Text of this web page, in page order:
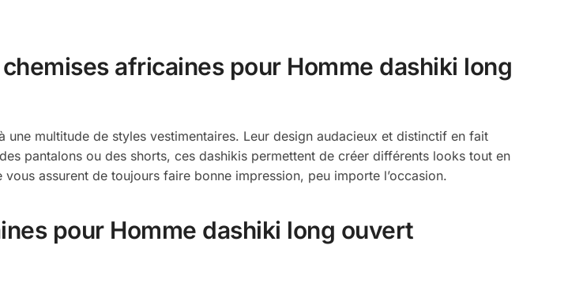
africaines pour Homme dashiki long
multitude de styles vestimentaires. Leur design audacieux et distinctif en fait
pantalons ou des shorts, ces dashikis permettent de créer différents looks tout en
assurent de toujours faire bonne impression, peu importe l’occasion.
pour Homme dashiki long ouvert